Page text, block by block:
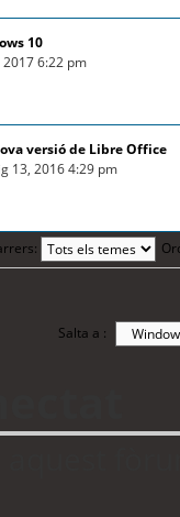
10
6:22 pm
versió de Libre Office
13, 2016 4:29 pm
Salta a :